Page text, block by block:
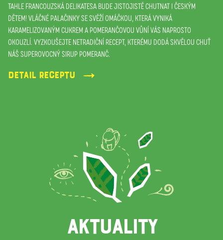
TAHLE FRANCOUZSKÁ DELIKATESA BUDE JISTOJISTĚ CHUTNAT I ČESKÝM
DĚTEM! VLÁČNÉ PALAČINKY SE SVĚŽÍ OMÁČKOU, KTERÁ VYNIKÁ
KARAMELIZOVANÝM CUKREM A POMERANČOVOU VŮNÍ VÁS NAPROSTO
OKOUZLÍ. VYZKOUŠEJTE NETRADIČNÍ RECEPT, KTERÉMU DODÁ SKVĚLOU CHUŤ
NÁŠ SUPEROVOCNÝ SIRUP POMERANČ.
Detail receptu
AKTUALITY